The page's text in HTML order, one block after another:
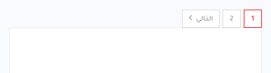
1
2 التالي